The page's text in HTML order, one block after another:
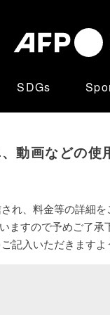
SDGs
動画などの使
れ、料金等の詳細を
ますので予めご了承
記入いただきますよ